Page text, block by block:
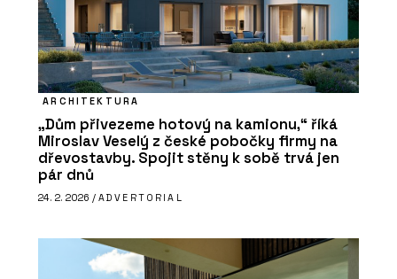
ARCHITEKTURA
„Dům přivezeme hotový na kamionu,“ říká
Miroslav Veselý z české pobočky firmy na
dřevostavby. Spojit stěny k sobě trvá jen
pár dnů
24. 2. 2026 / ADVERTORIAL